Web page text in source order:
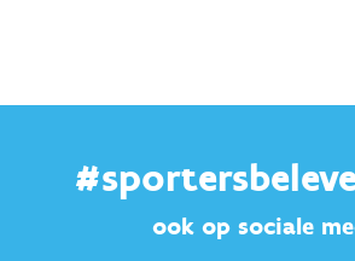
ook op sociale